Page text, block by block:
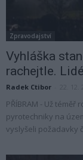
Zpravodajství
Vyhláška
rachejtle.
Radek Ctibor
PŘÍBRAM - Už
pyrotechniky na
vyslyšeli požadavky